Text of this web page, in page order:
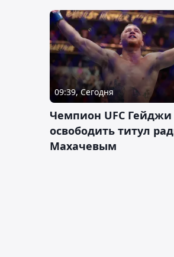
09:39, Сегодня
Чемпион UFC
освободить титул
Махачевым